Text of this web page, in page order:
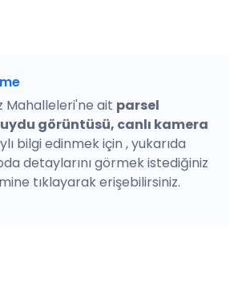
Mahalleleri'ne ait parsel
görüntüsü, canlı kamera
bilgi edinmek için , yukarıda
detaylarını görmek istediğiniz
tıklayarak erişebilirsiniz.